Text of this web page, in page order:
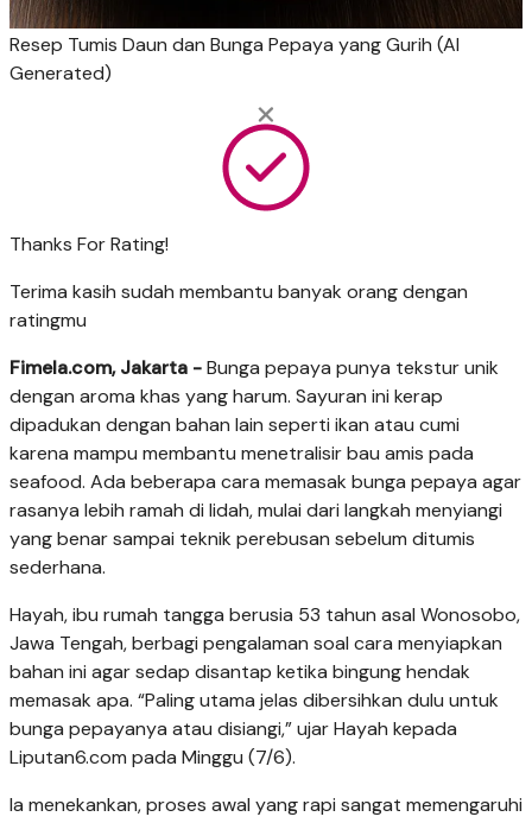
Resep Tumis Daun dan Bunga Pepaya yang Gurih (AI
Generated)
Thanks For Rating!
Terima kasih sudah membantu banyak orang dengan
ratingmu
Fimela.com, Jakarta -Bunga pepaya punya tekstur unik
dengan aroma khas yang harum. Sayuran ini kerap
dipadukan dengan bahan lain seperti ikan atau cumi
karena mampu membantu menetralisir bau amis pada
seafood. Ada beberapa cara memasak bunga pepaya agar
rasanya lebih ramah di lidah, mulai dari langkah menyiangi
yang benar sampai teknik perebusan sebelum ditumis
sederhana.
Hayah, ibu rumah tangga berusia 53 tahun asal Wonosobo,
Jawa Tengah, berbagi pengalaman soal cara menyiapkan
bahan ini agar sedap disantap ketika bingung hendak
memasak apa. “Paling utama jelas dibersihkan dulu untuk
bunga pepayanya atau disiangi,” ujar Hayah kepada
Liputan6.com pada Minggu (7/6).
Ia menekankan, proses awal yang rapi sangat memengaruhi